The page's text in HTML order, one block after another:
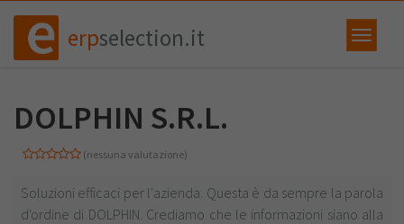
erpselection.it
DOLPHIN S.R.L.
(nessuna valutazione)
Soluzioni efficaci per l'azienda. Questa è da sempre la parola
d'ordine di DOLPHIN. Crediamo che le informazioni siano alla